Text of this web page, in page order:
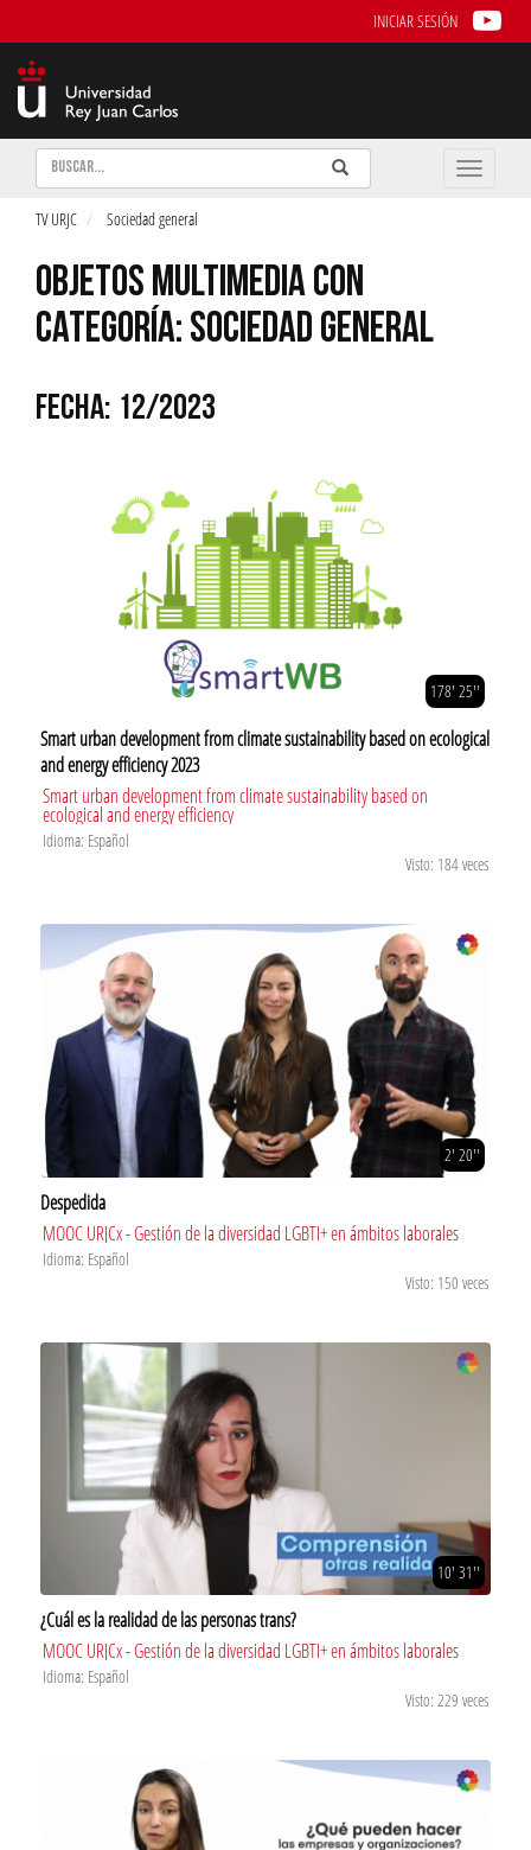
INICIAR SESIÓN
Buscar Enviar
Buscar
Toggle
TV URJC Sociedad general
OBJETOS MULTIMEDIA CON
CATEGORÍA: SOCIEDAD GENERAL
FECHA: 12/2023
178' 25''
Smart urban development from climate sustainability based on ecological
and energy efficiency 2023
Smart urban development from climate sustainability based on
ecological and energy efficiency
Idioma: Español
Visto: 184 veces
2' 20''
Despedida
MOOC URJCx - Gestión de la diversidad LGBTI+ en ámbitos laborales
Idioma: Español
Visto: 150 veces
10' 31''
¿Cuál es la realidad de las personas trans?
MOOC URJCx - Gestión de la diversidad LGBTI+ en ámbitos laborales
Idioma: Español
Visto: 229 veces